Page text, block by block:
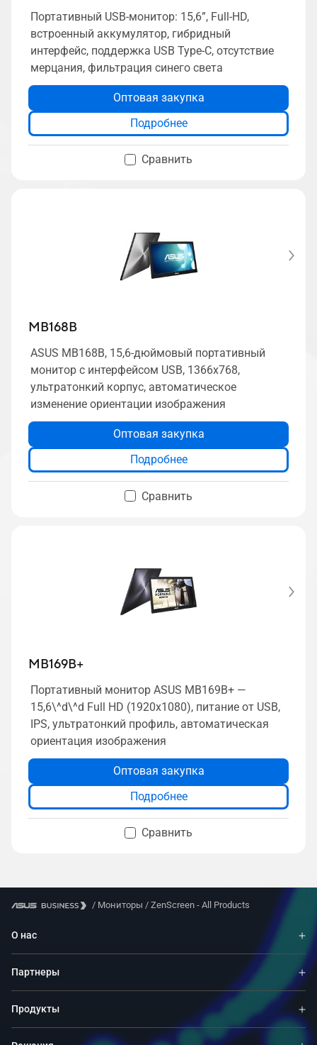
Портативный USB-монитор: 15,6”, Full-HD,
встроенный аккумулятор, гибридный
интерфейс, поддержка USB Type-C, отсутствие
мерцания, фильтрация синего света
Оптовая закупка
Подробнее
Сравнить
MB168B
ASUS MB168B, 15,6-дюймовый портативный
монитор с интерфейсом USB, 1366x768,
ультратонкий корпус, автоматическое
изменение ориентации изображения
Оптовая закупка
Подробнее
Сравнить
MB169B+
Портативный монитор ASUS MB169B+ —
15,6\^d\^d Full HD (1920x1080), питание от USB,
IPS, ультратонкий профиль, автоматическая
ориентация изображения
Оптовая закупка
Подробнее
Сравнить
/ Мониторы / ZenScreen - All Products
О нас
Партнеры
Продукты